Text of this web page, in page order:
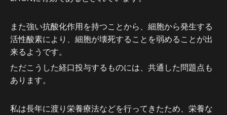
また強い抗酸化作用を持つことから、細胞から発生する
活性酸素により、細胞が壊死することを弱めることが出
来るようです。
ただこうした経口投与するものには、共通した問題点も
あります。
私は長年に渡り 栄養療法などを行ってきたため、栄養な